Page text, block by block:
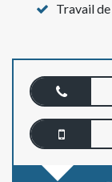
Travail